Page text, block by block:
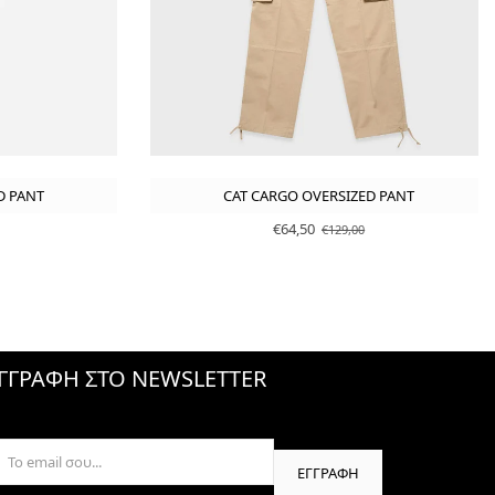
PANT
CAT CARGO OVERSIZED PANT
€64,50 €129,00
ΣΤΟ NEWSLETTER
ΕΓΓΡΑΦΉ